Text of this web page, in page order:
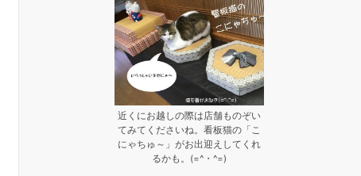
近くにお越しの際は店舗ものぞい
てみてくださいね。看板猫の「こ
にゃちゅ～」がお出迎えしてくれ
るかも。(=^・^=)